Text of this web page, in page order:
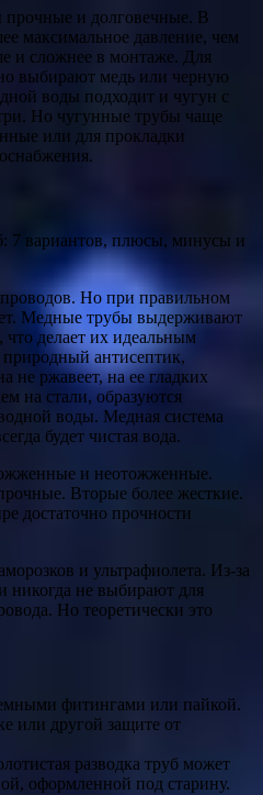
прочные и долговечные. В
максимальное давление, чем
и сложнее в монтаже. Для
выбирают медь или черную
воды подходит и чугун с
Но чугунные трубы чаще
или для прокладки
Но при правильном
Медные трубы выдерживают
что делает их идеальным
антисептик,
ржавеет, на ее гладких
на стали, образуются
воды. Медная система
будет чистая вода.
и неотожженные.
Вторые более жесткие.
достаточно прочности
и ультрафиолета. Из-за
никогда не выбирают для
Но теоретически это
фитингами или пайкой.
или другой защите от
разводка труб может
оформленной под старину.